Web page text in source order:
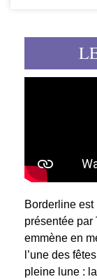
Borderline
présentée par
emmène en
l’une des
pleine lune :